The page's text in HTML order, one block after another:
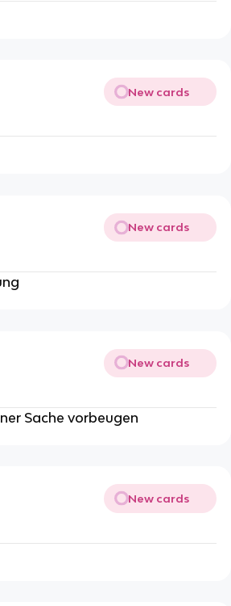
New cards
New cards
New cards
Sache vorbeugen
New cards